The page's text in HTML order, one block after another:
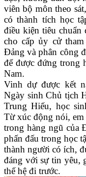
viên bộ môn theo
có thành tích học
điều kiện tiêu
cho cấp ủy cử
Đảng và phân công
để được đứng trong
Nam.
Vinh dự được kết
Ngày sinh Chủ tịch
Trung Hiếu, học
Từ xúc động nói,
trong hàng ngũ của
phấn đấu trong học
thành người có ích,
đáng với sự tin yêu,
thế hệ đi trước.